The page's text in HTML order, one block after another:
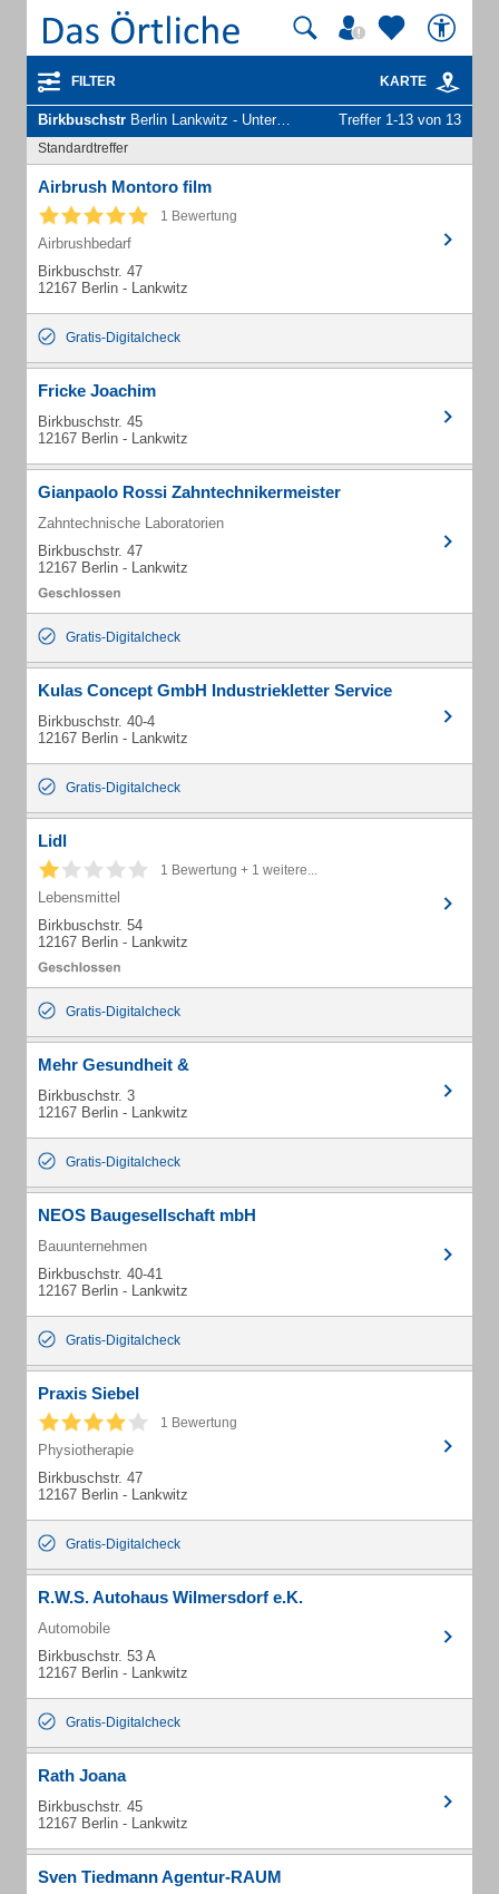
FILTER KARTE
Birkbuschstr Berlin Lankwitz - Unternehmen und Personen Treffer 1-13 von 13
Standardtreffer
Airbrush Montoro film
1 Bewertung
Airbrushbedarf
Birkbuschstr. 47
12167 Berlin - Lankwitz
Gratis-Digitalcheck
Fricke Joachim
Birkbuschstr. 45
12167 Berlin - Lankwitz
Gianpaolo Rossi Zahntechnikermeister
Zahntechnische Laboratorien
Birkbuschstr. 47
12167 Berlin - Lankwitz
Gratis-Digitalcheck
Kulas Concept GmbH Industriekletter Service
Birkbuschstr. 40-4
12167 Berlin - Lankwitz
Gratis-Digitalcheck
Lidl
1 Bewertung + 1 weitere...
Lebensmittel
Birkbuschstr. 54
12167 Berlin - Lankwitz
Gratis-Digitalcheck
Mehr Gesundheit &
Birkbuschstr. 3
12167 Berlin - Lankwitz
Gratis-Digitalcheck
NEOS Baugesellschaft mbH
Bauunternehmen
Birkbuschstr. 40-41
12167 Berlin - Lankwitz
Gratis-Digitalcheck
Praxis Siebel
1 Bewertung
Physiotherapie
Birkbuschstr. 47
12167 Berlin - Lankwitz
Gratis-Digitalcheck
R.W.S. Autohaus Wilmersdorf e.K.
Automobile
Birkbuschstr. 53 A
12167 Berlin - Lankwitz
Gratis-Digitalcheck
Rath Joana
Birkbuschstr. 45
12167 Berlin - Lankwitz
Sven Tiedmann Agentur-RAUM